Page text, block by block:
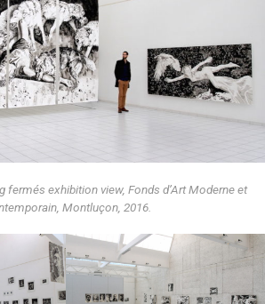
fermés exhibition view, Fonds d’Art Moderne et
Montluçon, 2016.